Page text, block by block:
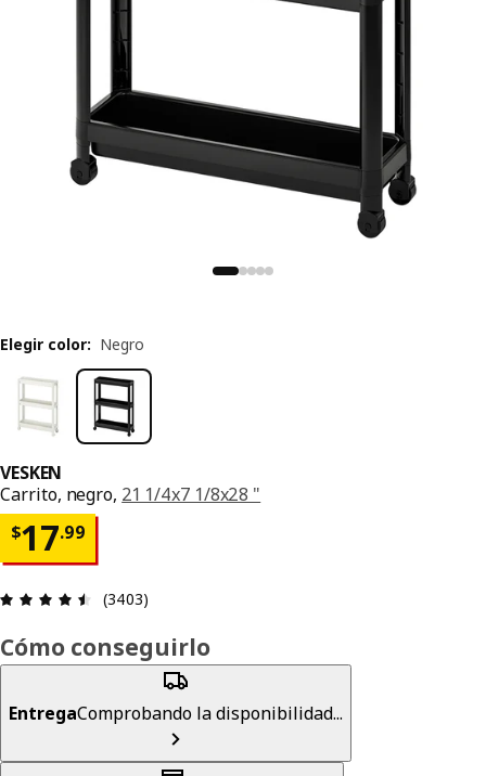
VESKEN
Carrito, negro, 21 1/4x7 1/8x28 "
$17.99
Precio $ 17.99
Reseña: 4.5 de 5 estrellas. Reseñas totales: 3403
(3403)
Elegir color: Negro
Cómo conseguirlo
EntregaComprobando la disponibilidad...